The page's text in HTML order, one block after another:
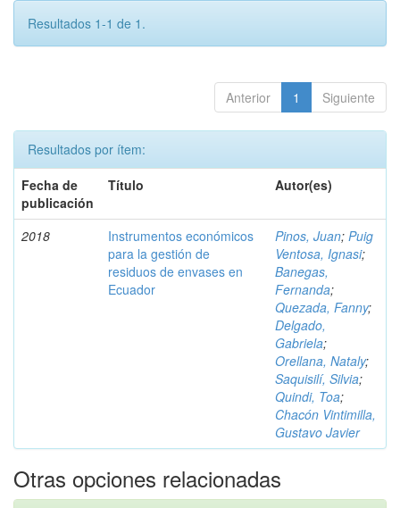
Resultados 1-1 de 1.
Anterior 1 Siguiente
Resultados por ítem:
Fecha de
publicación
Título Autor(es)
2018
Instrumentos económicos
para la gestión de
residuos de envases en
Ecuador
Pinos, Juan; Puig
Ventosa, Ignasi;
Banegas,
Fernanda;
Quezada, Fanny;
Delgado,
Gabriela;
Orellana, Nataly;
Saquisilí, Silvia;
Quindi, Toa;
Chacón Vintimilla,
Gustavo Javier
Otras opciones relacionadas